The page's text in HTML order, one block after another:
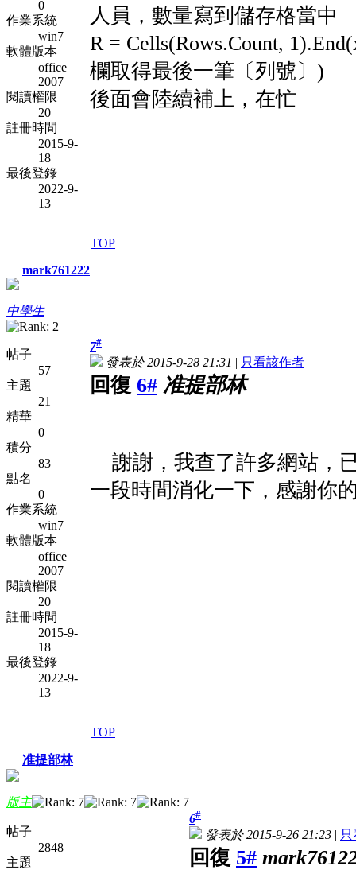
0
作業系統
win7
軟體版本
office
2007
閱讀權限
20
註冊時間
2015-9-
18
最後登錄
2022-9-
13
人員，數量寫到儲存格當中
R = Cells(Rows.Count,
欄取得最後一筆〔列號〕)
後面會陸續補上，在忙
TOP
mark761222
中學生
帖子
57
主題
21
精華
0
積分
83
點名
0
作業系統
win7
軟體版本
office
2007
閱讀權限
20
註冊時間
2015-9-
18
最後登錄
2022-9-
13
7#
發表於 2015-9-28 21:31 | 只看該作者
回復 6# 准提部林
謝謝，我查了許多網站，
一段時間消化一下，感謝你
TOP
准提部林
版主
帖子
2848
主題
6#
發表於 2015-9-26 21:23 |
回復 5#